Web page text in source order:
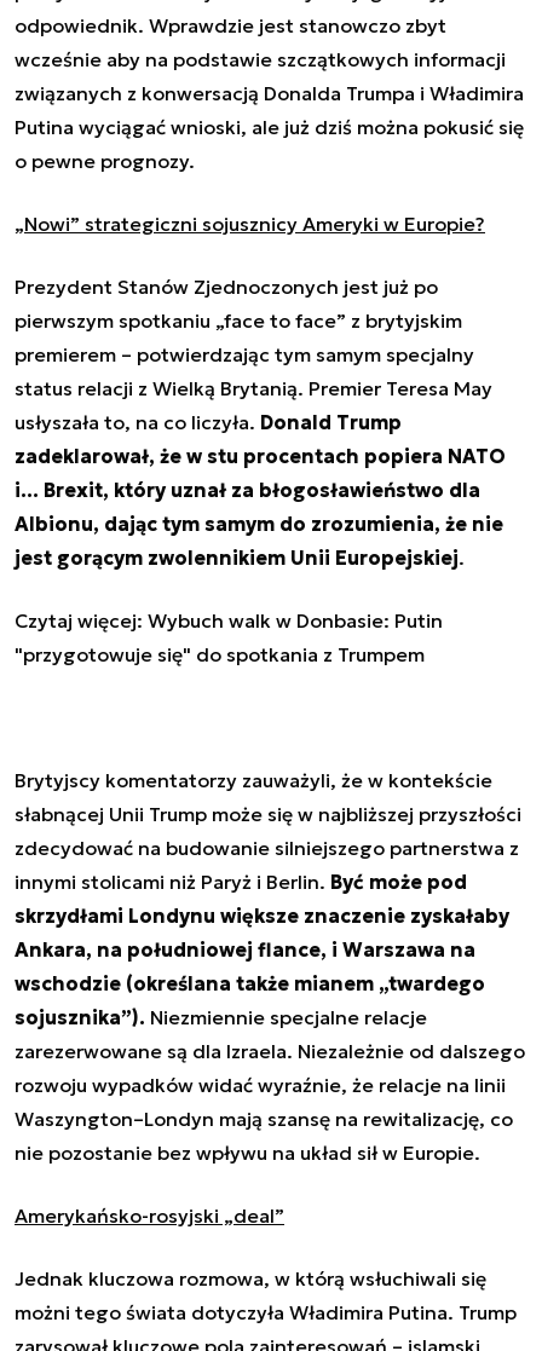
odpowiednik. Wprawdzie jest stanowczo zbyt
wcześnie aby na podstawie szczątkowych informacji
związanych z konwersacją Donalda Trumpa i Władimira
Putina wyciągać wnioski, ale już dziś można pokusić się
o pewne prognozy.
„Nowi” strategiczni sojusznicy Ameryki w Europie?
Prezydent Stanów Zjednoczonych jest już po
pierwszym spotkaniu „face to face” z brytyjskim
premierem – potwierdzając tym samym specjalny
status relacji z Wielką Brytanią. Premier Teresa May
usłyszała to, na co liczyła. Donald Trump
zadeklarował, że w stu procentach popiera NATO
i… Brexit, który uznał za błogosławieństwo dla
Albionu, dając tym samym do zrozumienia, że nie
jest gorącym zwolennikiem Unii Europejskiej.
Czytaj więcej: Wybuch walk w Donbasie: Putin
"przygotowuje się" do spotkania z Trumpem
Brytyjscy komentatorzy zauważyli, że w kontekście
słabnącej Unii Trump może się w najbliższej przyszłości
zdecydować na budowanie silniejszego partnerstwa z
innymi stolicami niż Paryż i Berlin. Być może pod
skrzydłami Londynu większe znaczenie zyskałaby
Ankara, na południowej flance, i Warszawa na
wschodzie (określana także mianem „twardego
sojusznika”). Niezmiennie specjalne relacje
zarezerwowane są dla Izraela. Niezależnie od dalszego
rozwoju wypadków widać wyraźnie, że relacje na linii
Waszyngton–Londyn mają szansę na rewitalizację, co
nie pozostanie bez wpływu na układ sił w Europie.
Amerykańsko-rosyjski „deal”
Jednak kluczowa rozmowa, w którą wsłuchiwali się
możni tego świata dotyczyła Władimira Putina. Trump